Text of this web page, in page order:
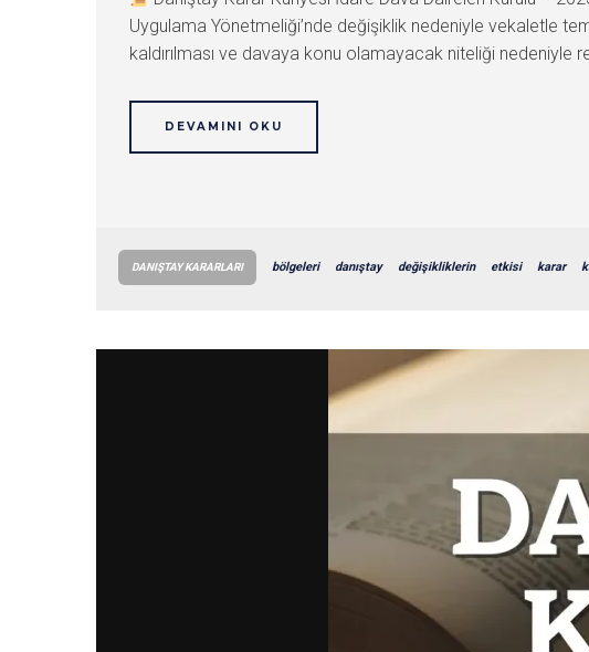
Uygulama Yönetmeliği’nde değişiklik nedeniyle vekaletle
kaldırılması ve davaya konu olamayacak niteliği nedeniyle
DEVAMINI OKU
DANIŞTAY KARARLARI bölgeleri danıştay değişikliklerin etkisi karar